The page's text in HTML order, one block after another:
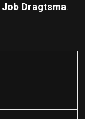
Job Dragtsma.